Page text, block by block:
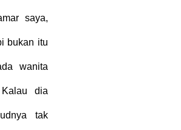
saya,
bukan itu
wanita
dia
tak